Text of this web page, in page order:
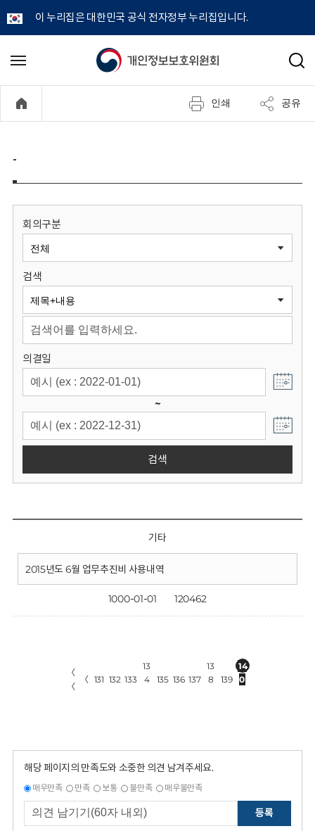
이 누리집은 대한민국 공식 전자정부 누리집입니다.
개
정
보
원
회
메
기
검
인쇄 공유
-
회의구분
검색
의결일
~
검색
기타
2015년도 6월 업무추진비 사용내역
1000-01-01 120462
〈
〈
〈 131 132 133
13
4
135 136 137
13
8
139
14
0
해당 페이지의 만족도와 소중한 의견 남겨주세요.
매우만족 만족 보통 불만족 매우불만족
등록